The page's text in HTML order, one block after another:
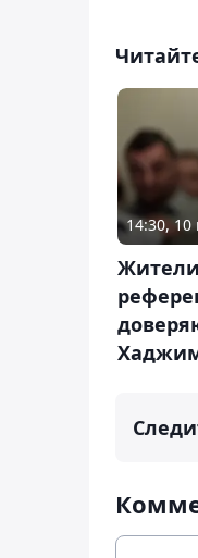
14:30,